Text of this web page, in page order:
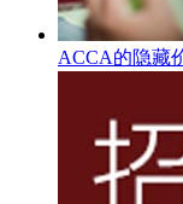
ACCA的隐藏